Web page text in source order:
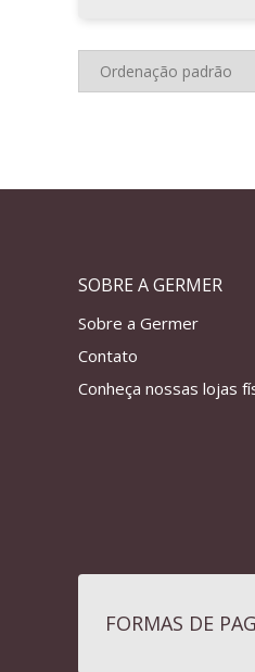
SOBRE A GERMER
Sobre a Germer
Contato
Conheça nossas lojas
FORMAS DE